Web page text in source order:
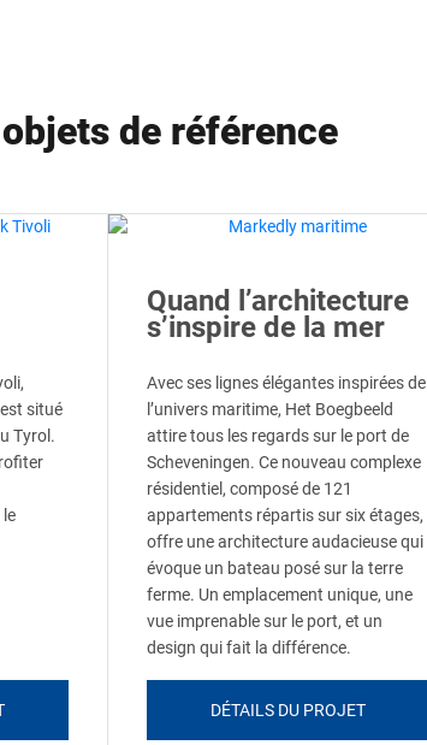
de référence
situé
Tyrol.
Quand l’architecture
s’inspire de la mer
Avec ses lignes élégantes inspirées de
l’univers maritime, Het Boegbeeld
attire tous les regards sur le port de
Scheveningen. Ce nouveau complexe
résidentiel, composé de 121
appartements répartis sur six étages,
offre une architecture audacieuse qui
évoque un bateau posé sur la terre
ferme. Un emplacement unique, une
vue imprenable sur le port, et un
design qui fait la différence.
DÉTAILS DU PROJET